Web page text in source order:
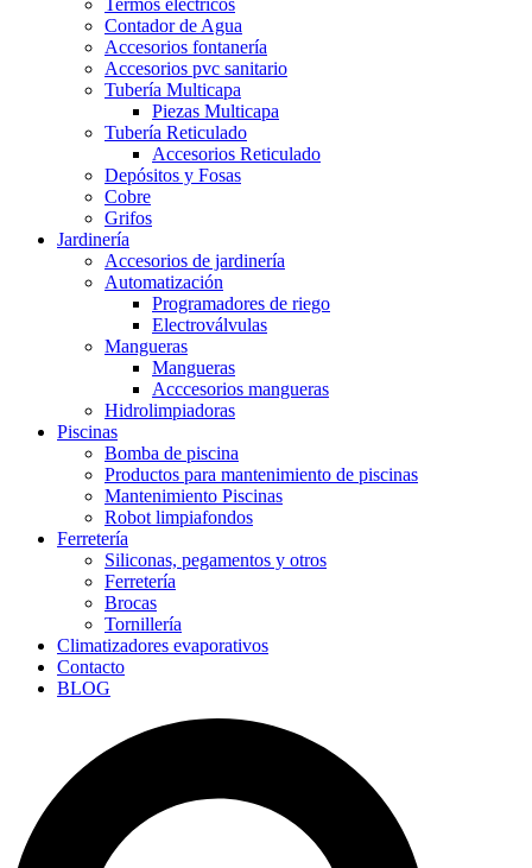
Contador de Agua
Accesorios fontanería
Accesorios pvc sanitario
Tubería Multicapa
Piezas Multicapa
Tubería Reticulado
Accesorios Reticulado
Depósitos y Fosas
Cobre
Grifos
Jardinería
Accesorios de jardinería
Automatización
Programadores de riego
Electroválvulas
Mangueras
Mangueras
Acccesorios mangueras
Hidrolimpiadoras
Piscinas
Bomba de piscina
Productos para mantenimiento de piscinas
Mantenimiento Piscinas
Robot limpiafondos
Ferretería
Siliconas, pegamentos y otros
Ferretería
Brocas
Tornillería
Climatizadores evaporativos
Contacto
BLOG